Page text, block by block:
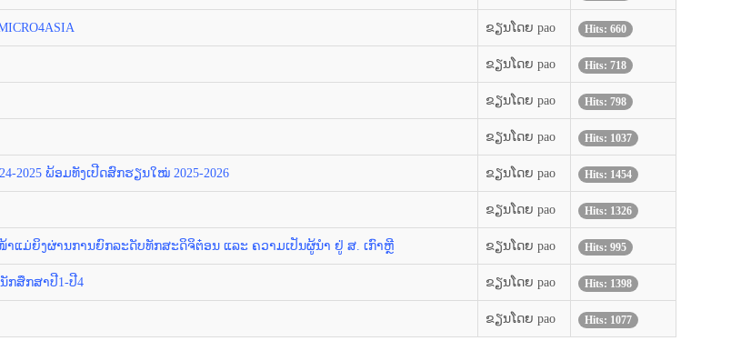
ຂຽນໂດຍ pao Hits: 660
ຂຽນໂດຍ pao Hits: 718
ຂຽນໂດຍ pao Hits: 798
ຂຽນໂດຍ pao Hits: 1037
ພ້ອມທັງເປີດສົກຮຽນໃໝ່ 2025-2026 ຂຽນໂດຍ pao Hits: 1454
ຂຽນໂດຍ pao Hits: 1326
ມ່ຍິງຜ່ານການຍົກລະດັບທັກສະດິຈິຕ໋ອນ ແລະ ຄວາມເປັນຜູ້ນໍາ ຢູ່ ສ. ເກົາຫຼີ ຂຽນໂດຍ pao Hits: 995
ກສຶກສາປີ1-ປີ4 ຂຽນໂດຍ pao Hits: 1398
ຂຽນໂດຍ pao Hits: 1077